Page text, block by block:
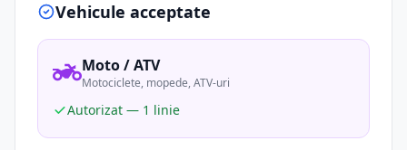
Vehicule acceptate
Moto / ATV
Motociclete, mopede, ATV-uri
Autorizat — 1 linie